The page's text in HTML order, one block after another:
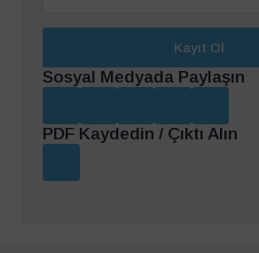
Kayıt Ol
Sosyal Medyada Paylaşın
PDF Kaydedin / Çıktı Alın